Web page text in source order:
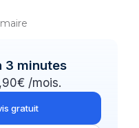
3 minutes
/mois.
gratuit